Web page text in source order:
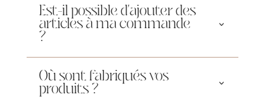
Est-il possible d'ajouter des
articles à ma commande
?
Où sont fabriqués vos
produits ?